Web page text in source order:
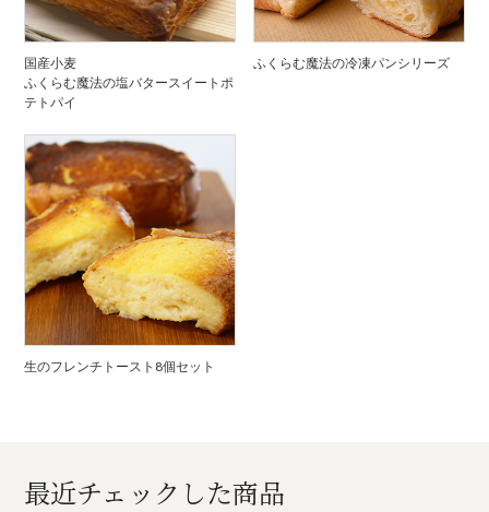
国産小麦
ふくらむ魔法の塩バタースイートポ
テトパイ
ふくらむ魔法の冷凍パンシリーズ
生のフレンチトースト8個セット
最近チェックした商品